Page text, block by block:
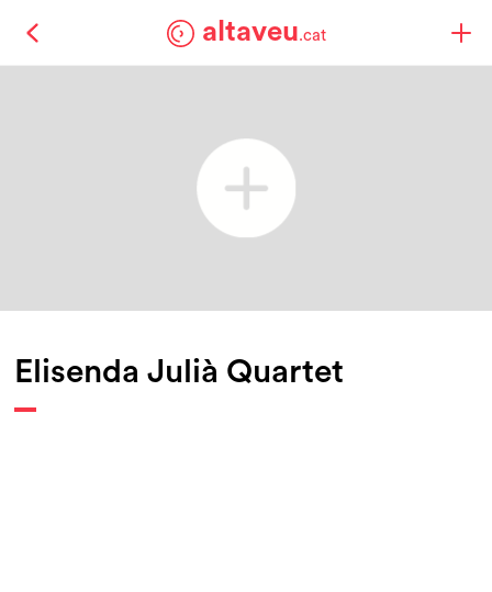
altaveu.cat
Elisenda Julià Quartet